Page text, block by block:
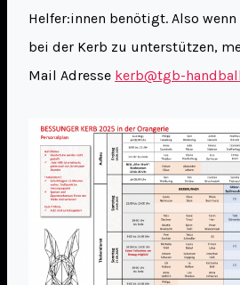
Helfer:innen benötigt. Also
bei der Kerb zu unterstützen,
Mail Adresse kerb@tgb-